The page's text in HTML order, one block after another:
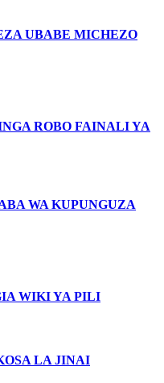
UBABE MICHEZO
ROBO FAINALI YA
WA KUPUNGUZA
WIKI YA PILI
LA JINAI